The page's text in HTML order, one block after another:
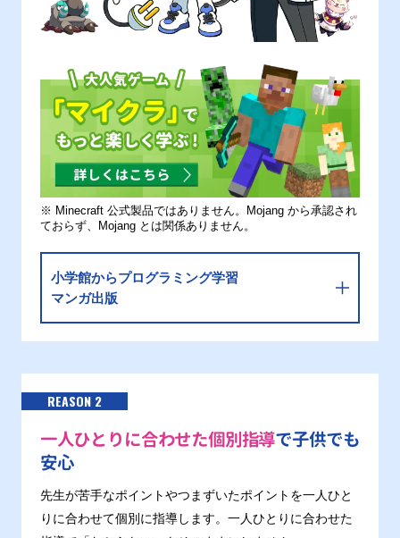
※ Minecraft 公式製品ではありません。Mojang から承認され
ておらず、Mojang とは関係ありません。
小学館からプログラミング学習
マンガ出版
REASON 2
一人ひとりに合わせた個別指導で子供でも
安心
先生が苦手なポイントやつまずいたポイントを一人ひと
りに合わせて個別に指導します。一人ひとりに合わせた